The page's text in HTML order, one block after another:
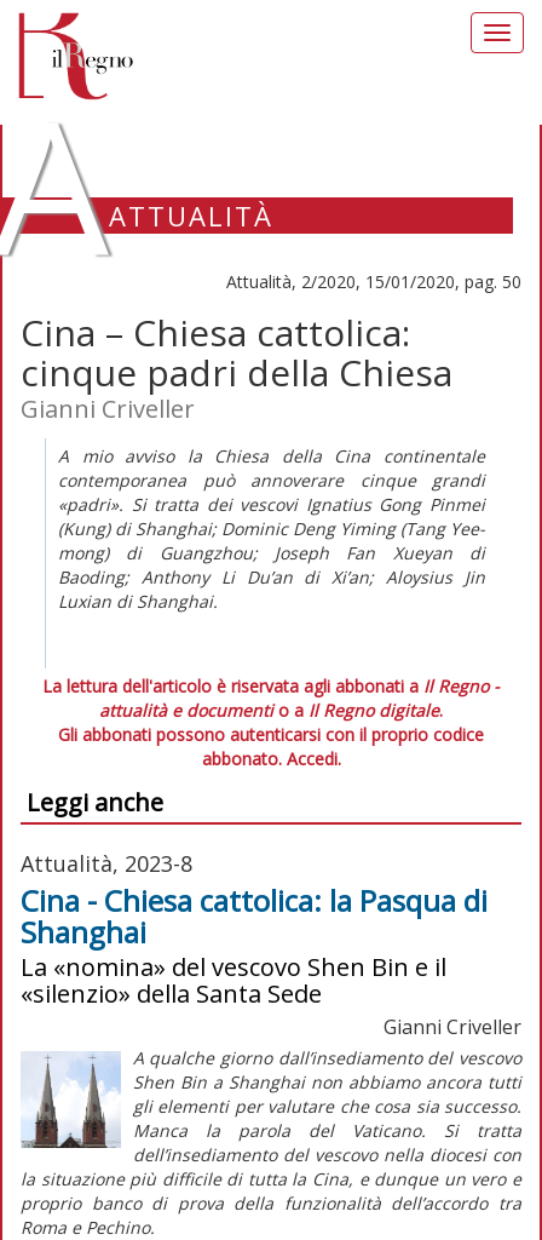
ATTUALITÀ
Attualità, 2/2020, 15/01/2020, pag. 50
Cina – Chiesa cattolica:
cinque padri della Chiesa
Gianni Criveller
A mio avviso la Chiesa della Cina continentale
contemporanea può annoverare cinque grandi
«padri». Si tratta dei vescovi Ignatius Gong Pinmei
(Kung) di Shanghai; Dominic Deng Yiming (Tang Yee-
mong) di Guangzhou; Joseph Fan Xueyan di
Baoding; Anthony Li Du’an di Xi’an; Aloysius Jin
Luxian di Shanghai.
La lettura dell'articolo è riservata agli abbonati a Il Regno -
attualità e documentio a Il Regno digitale.
Gli abbonati possono autenticarsi con il proprio codice
abbonato. Accedi.
Leggi anche
Attualità, 2023-8
Cina - Chiesa cattolica: la Pasqua di
Shanghai
La «nomina» del vescovo Shen Bin e il
«silenzio» della Santa Sede
Gianni Criveller
A qualche giorno dall’insediamento del vescovo
Shen Bin a Shanghai non abbiamo ancora tutti
gli elementi per valutare che cosa sia successo.
Manca la parola del Vaticano. Si tratta
dell’insediamento del vescovo nella diocesi con
la situazione più difficile di tutta la Cina, e dunque un vero e
proprio banco di prova della funzionalità dell’accordo tra
Roma e Pechino.